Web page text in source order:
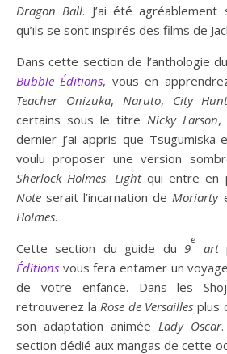
Dragon Ball. J’ai été agréablement
qu’ils se sont inspirés des films de
Dans cette section de l’anthologie du
Bubble Éditions, vous en
Teacher Onizuka, Naruto, City
certains sous le titre Nicky Larson,
dernier j’ai appris que Tsugumiska
voulu proposer une version
Sherlock Holmes. Lightqui entre en
Note serait l’incarnation de Moriarty
Holmes.
Cette section du guide du 9
e
art
Éditions vous fera entamer un
de votre enfance. Dans les
retrouverez la Rose de Versailles plus
son adaptation animée Lady Oscar
section dédié aux mangas de cette